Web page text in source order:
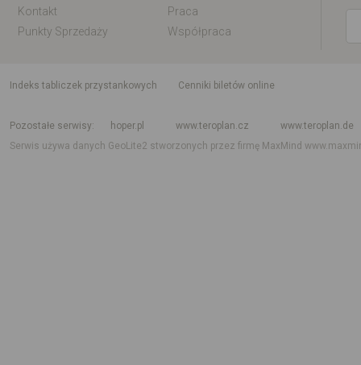
Kontakt
Praca
Punkty Sprzedaży
Współpraca
indeks tabliczek przystankowych
Cenniki biletów online
Pozostałe serwisy
hoper.pl www.teroplan.cz
www.teroplan.de
Serwis używa danych GeoLite2 stworzonych przez firmę MaxMind